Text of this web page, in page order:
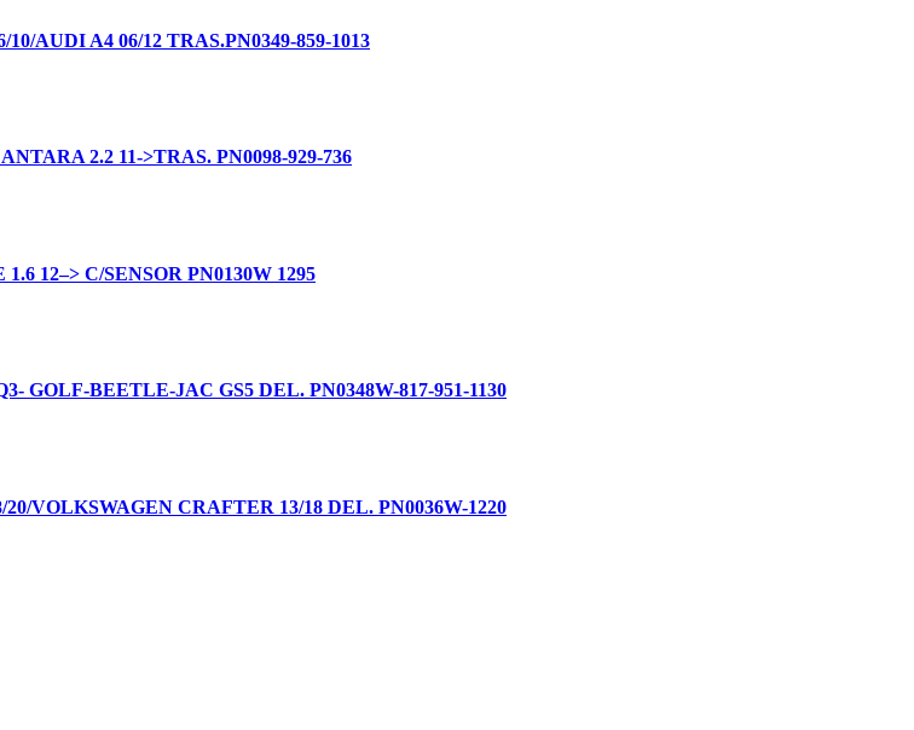
AUDI A4 06/12 TRAS.PN0349-859-1013
2.2 11->TRAS. PN0098-929-736
12–> C/SENSOR PN0130W 1295
GOLF-BEETLE-JAC GS5 DEL. PN0348W-817-951-1130
VOLKSWAGEN CRAFTER 13/18 DEL. PN0036W-1220